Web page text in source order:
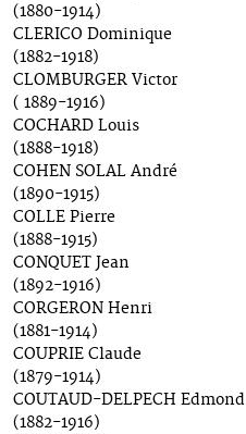
(1880-1914)
CLERICO Dominique
(1882-1918)
CLOMBURGER Victor
( 1889-1916)
COCHARD Louis
(1888-1918)
COHEN SOLAL André
(1890-1915)
COLLE Pierre
(1888-1915)
CONQUET Jean
(1892-1916)
CORGERON Henri
(1881-1914)
COUPRIE Claude
(1879-1914)
COUTAUD-DELPECH Edmond
(1882-1916)